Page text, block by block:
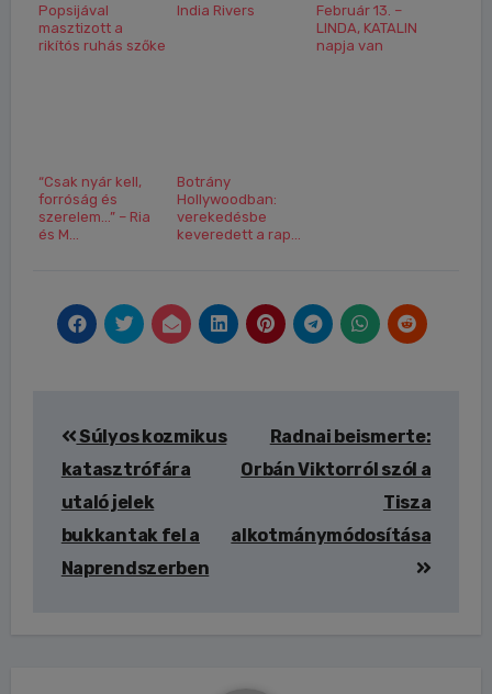
Popsijával
masztizott a
rikítós ruhás szőke
India Rivers
Február 13. –
LINDA, KATALIN
napja van
“Csak nyár kell,
forróság és
szerelem…” – Ria
és M...
Botrány
Hollywoodban:
verekedésbe
keveredett a rap...
navigáció
Súlyos kozmikus
katasztrófára
utaló jelek
bukkantak fel a
Naprendszerben
Radnai beismerte:
Orbán Viktorról szól a
Tisza
alkotmánymódosítása